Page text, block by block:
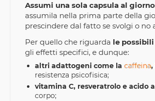
Assumi una sola capsula al
assumila nella prima parte della
prescindere dal fatto se svolgi o
Per quello che riguarda le
gli effetti specifici, e dunque:
altri adattogeni come la caffeina,
resistenza psicofisica;
vitamina C, resveratrolo e acido
corpo;